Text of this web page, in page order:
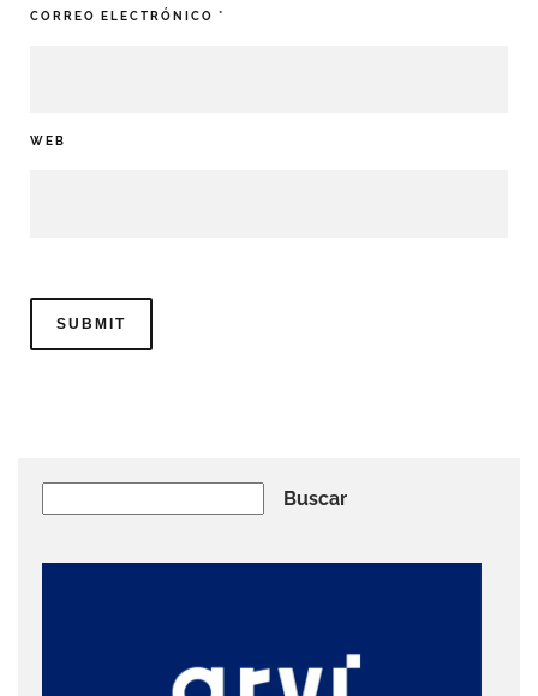
CORREO ELECTRÓNICO *
WEB
Buscar